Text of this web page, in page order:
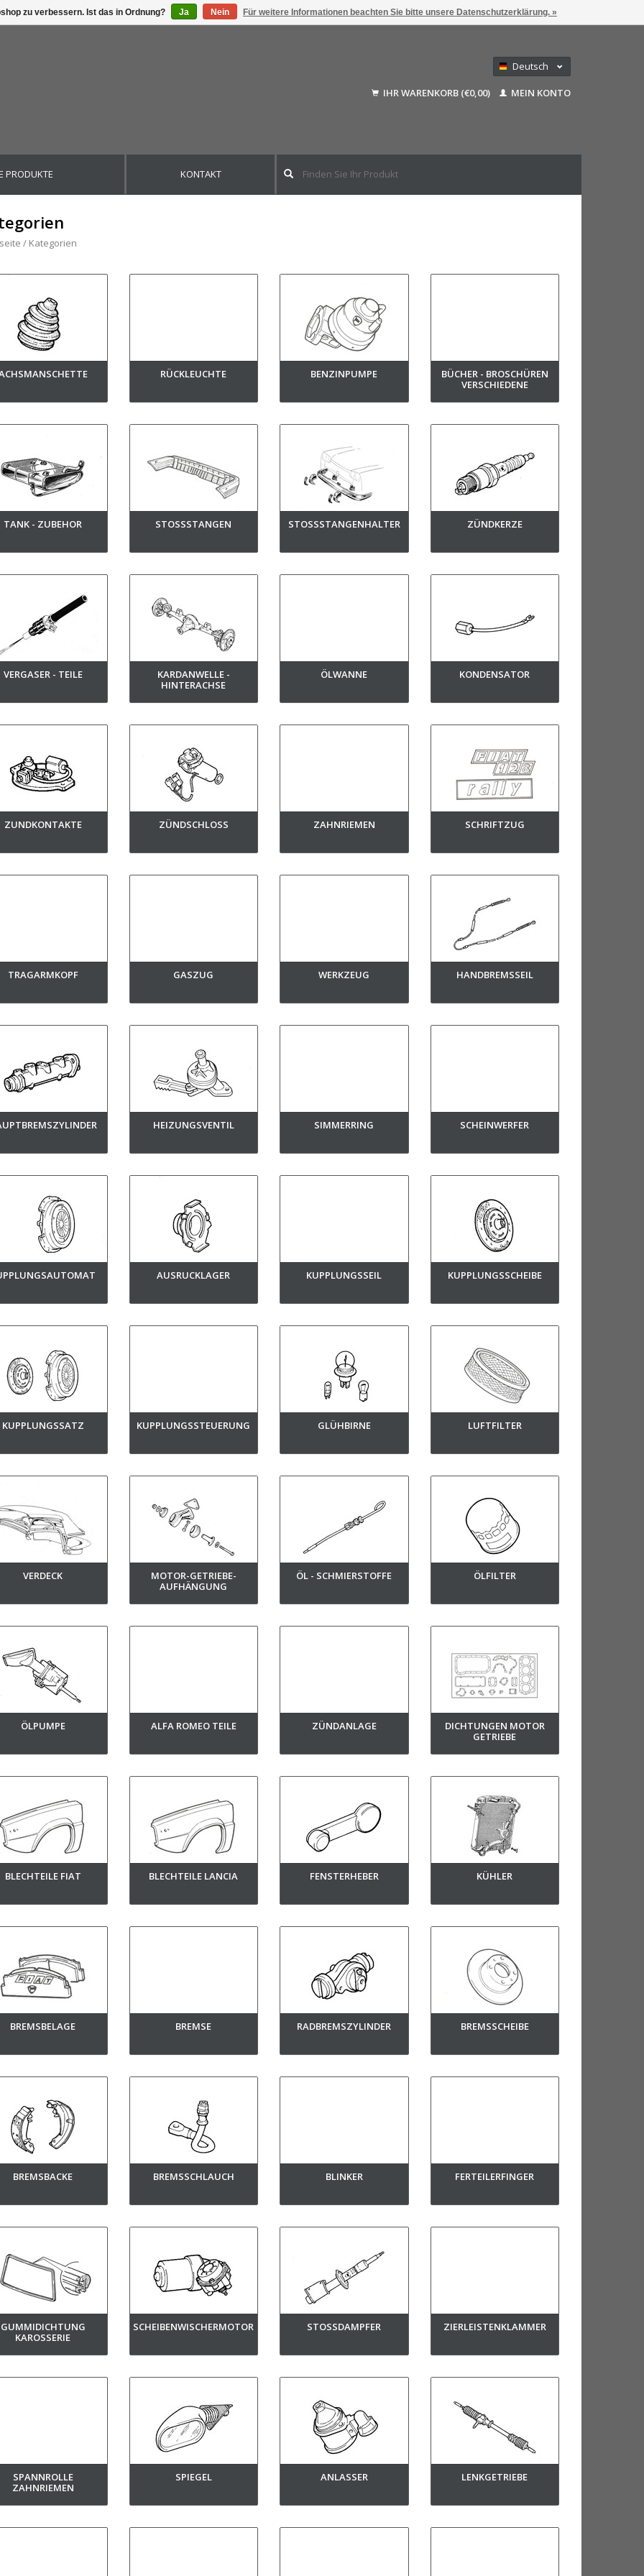
Deutsch
Français
IHR WARENKORB (€0,00) MEIN KONTO
PRODUKTE KONTAKT
/ Kategorien
RÜCKLEUCHTE BENZINPUMPE
BÜCHER - BROSCHÜREN
VERSCHIEDENE
TANK - ZUBEHOR STOSSSTANGEN STOSSSTANGENHALTER ZÜNDKERZE
VERGASER - TEILE
KARDANWELLE -
HINTERACHSE
ÖLWANNE KONDENSATOR
ZUNDKONTAKTE ZÜNDSCHLOSS ZAHNRIEMEN SCHRIFTZUG
TRAGARMKOPF GASZUG WERKZEUG HANDBREMSSEIL
HEIZUNGSVENTIL SIMMERRING SCHEINWERFER
AUSRUCKLAGER KUPPLUNGSSEIL KUPPLUNGSSCHEIBE
KUPPLUNGSSATZ KUPPLUNGSSTEUERUNG GLÜHBIRNE LUFTFILTER
VERDECK
MOTOR-GETRIEBE-
AUFHÄNGUNG
ÖL - SCHMIERSTOFFE ÖLFILTER
ÖLPUMPE ALFA ROMEO TEILE ZÜNDANLAGE
DICHTUNGEN MOTOR
GETRIEBE
BLECHTEILE FIAT BLECHTEILE LANCIA FENSTERHEBER KÜHLER
BREMSBELAGE BREMSE RADBREMSZYLINDER BREMSSCHEIBE
BREMSBACKE BREMSSCHLAUCH BLINKER FERTEILERFINGER
GUMMIDICHTUNG
KAROSSERIE
SCHEIBENWISCHERMOTOR STOSSDAMPFER ZIERLEISTENKLAMMER
SPANNROLLE
ZAHNRIEMEN
SPIEGEL ANLASSER LENKGETRIEBE
zu verbessern. Ist das in Ordnung? Ja Nein Für weitere Informationen beachten Sie bitte unsere Datenschutzerklärung. »